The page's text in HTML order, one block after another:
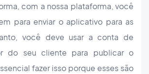
com a nossa plataforma, você
para enviar o aplicativo para as
você deve usar a conta de
do seu cliente para publicar o
fazer isso porque esses são